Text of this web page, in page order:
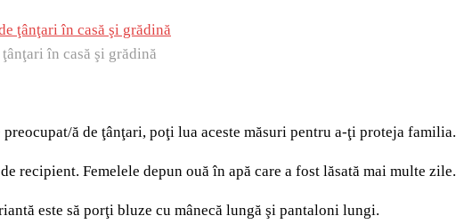
în casă şi grădină
ă de ţânţari, poţi lua aceste măsuri pentru a-ţi proteja familia.
recipient. Femelele depun ouă în apă care a fost lăsată mai multe zile.
este să porţi bluze cu mânecă lungă şi pantaloni lungi.